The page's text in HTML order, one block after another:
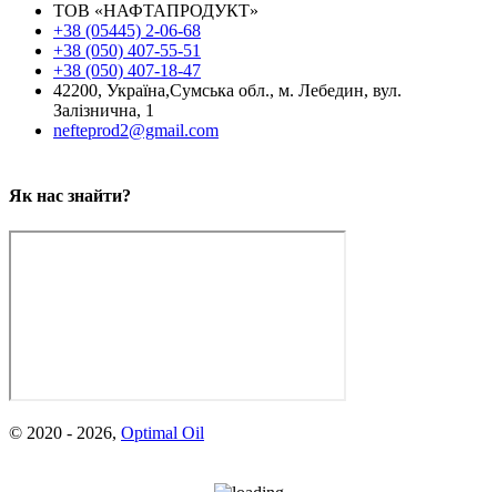
ТОВ «НАФТАПРОДУКТ»
+38 (05445) 2-06-68
+38 (050) 407-55-51
+38 (050) 407-18-47
42200, Україна,Сумська обл., м. Лебедин, вул.
Залізнична, 1
nefteprod2@gmail.com
Як нас знайти?
© 2020 - 2026, Optimal Oil